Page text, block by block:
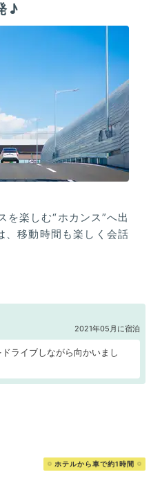
♪
を楽しむ“ホカンス”へ出
移動時間も楽しく会話
2021年05月に宿泊
ライブしながら向かいまし
ホテルから車で約1時間